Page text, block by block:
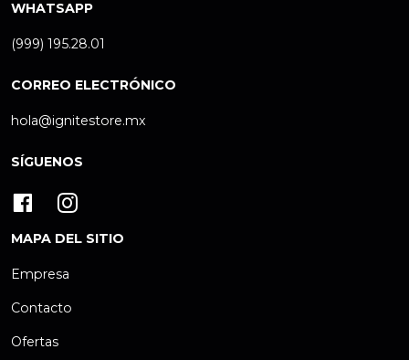
WHATSAPP
(999) 195.28.01
CORREO ELECTRÓNICO
hola@ignitestore.mx
SÍGUENOS
MAPA DEL SITIO
Empresa
Contacto
Ofertas